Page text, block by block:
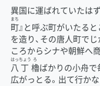
異国に運ばれていたは
町
まち
』と呼ぶ町がいたる
を造り、その唐人町で
ころからシナや朝鮮へ
八
はっ
丁
ちょう
櫓
ろ
ばかりの小舟で
広がっとる。出て行か